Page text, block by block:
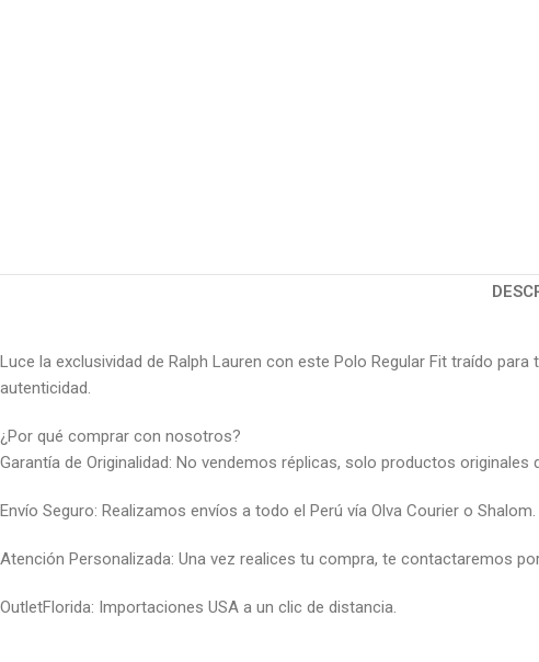
Luce la exclusividad de Ralph Lauren con este Polo Regular Fit traído
autenticidad.
¿Por qué comprar con nosotros?
Garantía de Originalidad: No vendemos réplicas, solo productos originales
Envío Seguro: Realizamos envíos a todo el Perú vía Olva Courier o Shalom.
Atención Personalizada: Una vez realices tu compra, te contactaremos
OutletFlorida: Importaciones USA a un clic de distancia.